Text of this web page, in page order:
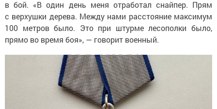
в бой. «В один день меня отработал снайпер. Прям
с верхушки дерева. Между нами расстояние максимум
100 метров было. Это при штурме лесополки было,
прямо во время боя», — говорит военный.